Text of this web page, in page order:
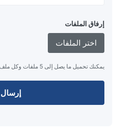
إرفاق الملفات
اختر الملفات
يمكنك تحميل ما يصل إلى 5 ملفات وكل ملف بحجم 10M أقصى.
إرسال